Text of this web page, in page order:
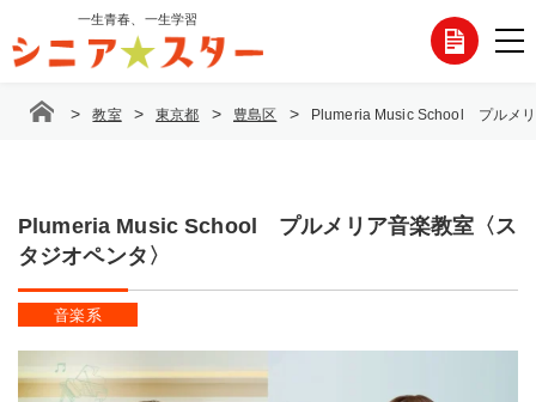
テ
一生青春、一生学習
各
い
> 教室 > 東京都 > 豊島区 > Plumeria Music School プルメ
Plumeria Music School プルメリア音楽教室〈ス
タジオペンタ〉
音楽系